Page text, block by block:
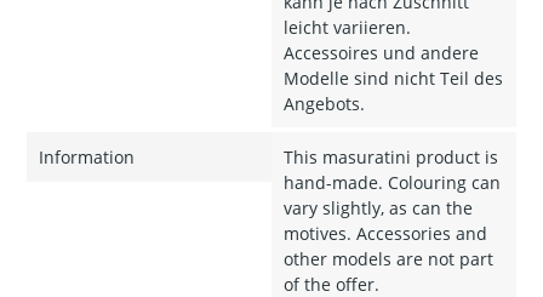
leicht variieren.
Accessoires und andere
Modelle sind nicht Teil des
Angebots.
Information
This masuratini product is
hand-made. Colouring can
vary slightly, as can the
motives. Accessories and
other models are not part
of the offer.